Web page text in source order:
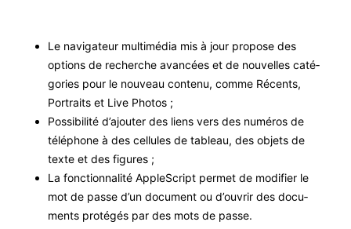
Le nav­i­ga­teur mul­ti­mé­dia mis à jour pro­pose des
options de recherche avancées et de nou­velles caté­
gories pour le nou­veau con­tenu, comme Récents,
Por­traits et Live Photos ;
Pos­si­bil­ité d’ajouter des liens vers des numéros de
télé­phone à des cel­lules de tableau, des objets de
texte et des figures ;
La fonc­tion­nal­ité Apple­Script per­met de mod­i­fi­er le
mot de passe d’un doc­u­ment ou d’ouvrir des doc­u­
ments pro­tégés par des mots de passe.